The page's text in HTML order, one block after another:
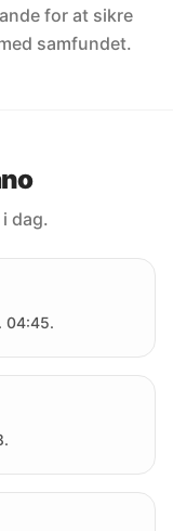
for at sikre
samfundet.
dag.
04:45.